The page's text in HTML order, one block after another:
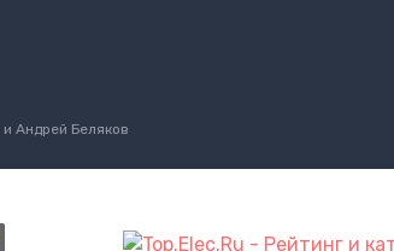
и Андрей Беляков